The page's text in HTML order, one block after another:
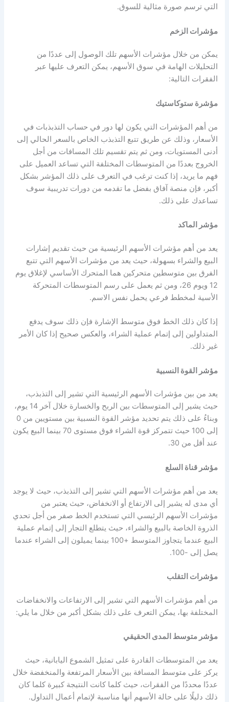
التي ترسم صورة مثالية للسوق.
مؤشرات الزخم
يمكن من خلال مؤشرات الأسهمتلك الوصول إلى عددًا من
التحليلات الهامة في سوق الأسهم، يمكن التعرف عليها عبر
الفقرات التالية:
مؤشرة ستوكاستيك
من أهم المؤشرات التي يكون لها دور في حساب التذبذبات في
الأسعار، وذلك عن طريق تتبع التذبذب الخاص بالسعر الحالي إلى
أدنى المستويات، ومن ثم يتم تقسيم تلك المسافات من أجل
الخروج بعددًا من المتوسطات المختلفة التي تساعد العميل على
فهم ما يريد، إذا كنت ترغب في التعرف على ذلك المؤشر بشكل
أكبر، فإن منصة آفاق بفضل ما تقدمه من دورات تدريبية سوف
تساعدك على ذلك.
مؤشر الماكد
يعد من أهم مؤشرات الأسهم الرئيسيةمن حيث تقديم إشارات
البيع والشراء بسهولة، حيث يعد من مؤشرات الأسهمالتي تتبع
الفرق بين متوسطين متحركين هما المتحرك الأساسي لإغلاق يوم
12 ويوم 26، ومن ثم يعمل على رسم المتوسطات المتحركة
الأسية لمخطط فرعي يحمل نفس الاسم.
إذا كان ذلك الخط فوق متوسط الإشارة فإن ذلك سوف يدفع
المتداولين إلى إتمام عملية الشراء، والعكس صحيح إذا كان الأمر
غير ذلك.
مؤشر القوة النسبية
يعد من بين مؤشرات الأسهم الرئيسيةالتي تشير إلى التذبذب،
حيث يشير إلى المتوسطات بين الربح والخسارة خلال آخر 14 يوم،
وبناءُ على ذلك يتم تحديد مؤشر القوة النسبية بين مستويين من 0
إلى 100 حيث تتمركز قوة الشراء فوق مستوى 70 بينما البيع يكون
عند أقل من 30.
مؤشر قناة السلع
يعد من أهم مؤشرات الأسهمالتي تشير إلى التذبذب، حيث لا يوجد
أي مدى له يشير إلى الارتفاع أو الانخفاض، حيث يعتبر من
مؤشرات الأسهمالرئيسي التي تستخدم الخط صفر من أجل تحدي
الذروة الخاصة بالبيع والشراء، حيث يتطلع التجار إلى إتمام عملية
البيع عندما يتجاوز المتوسط +100 بينما يميلون إلى الشراء عندما
يصل إلى -100.
مؤشرات التقلب
من أهم مؤشرات الأسهمالتي تشير إلى الارتفاعات والانخفاضات
المختلفة بها، يمكن التعرف على ذلك بشكل أكبر من خلال ما يلي:
مؤشر متوسط المدى الحقيقي
يعد من المتوسطات القادرة على تمثيل الشموع اليابانية، حيث
يركز على متوسط المسافة بين الأسعار المرتفعة والمنخفضة خلال
عددًا محددًا من الفقرات، حيث كلما كانت النتيجة كبيرة كلما كان
ذلك دليلًا على حالة الأسهم أنها مناسبة لإتمام أعمال التداول.